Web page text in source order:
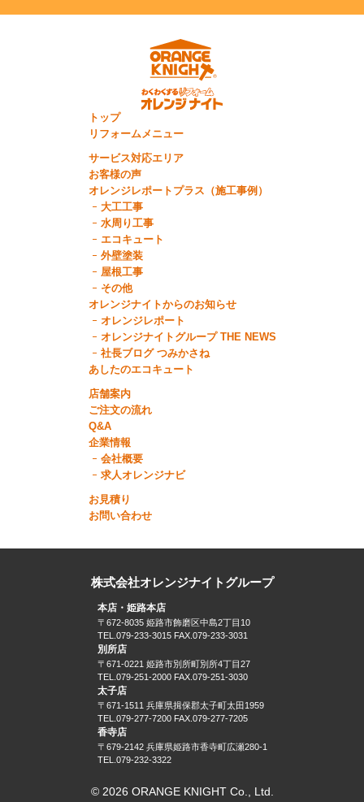
トップ
リフォームメニュー
サービス対応エリア
お客様の声
オレンジレポートプラス（施工事例）
大工工事
水周り工事
エコキュート
外壁塗装
屋根工事
その他
オレンジナイトからのお知らせ
オレンジレポート
オレンジナイトグループ THE NEWS
社長ブログ つみかさね
あしたのエコキュート
店舗案内
ご注文の流れ
Q&A
企業情報
会社概要
求人オレンジナビ
お見積り
お問い合わせ
株式会社オレンジナイトグループ
本店・姫路本店
〒672-8035 姫路市飾磨区中島2丁目10
TEL.079-233-3015 FAX.079-233-3031
別所店
〒671-0221 姫路市別所町別所4丁目27
TEL.079-251-2000 FAX.079-251-3030
太子店
〒671-1511 兵庫県揖保郡太子町太田1959
TEL.079-277-7200 FAX.079-277-7205
香寺店
〒679-2142 兵庫県姫路市香寺町広瀬280-1
TEL.079-232-3322
© 2026 ORANGE KNIGHT Co., Ltd.